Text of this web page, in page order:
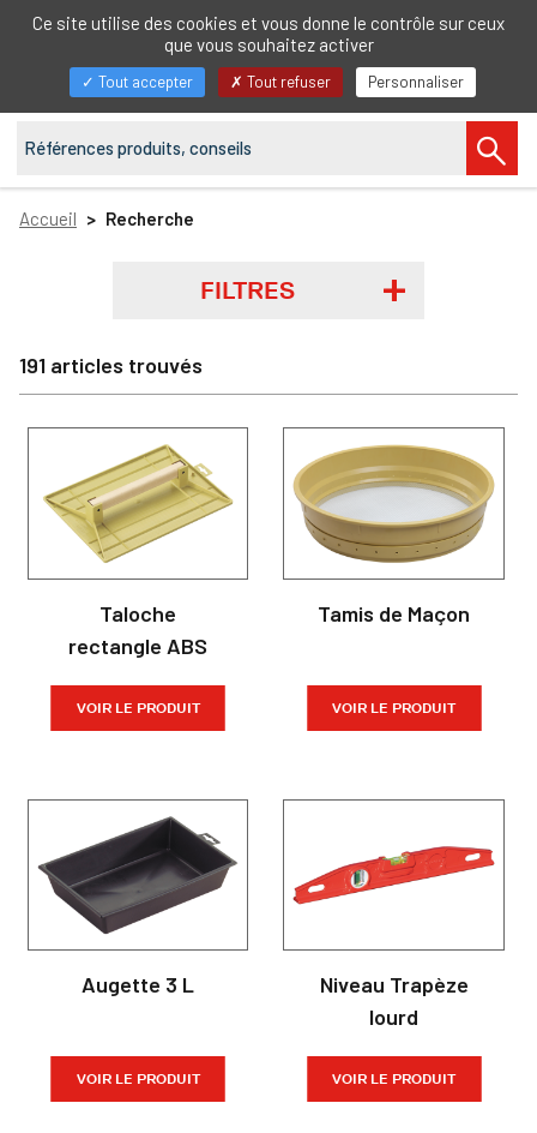
FR
Afficher/masquer
Accueil Recherche
FILTRES
191 articles trouvés
Taloche
rectangle ABS
VOIR LE PRODUIT
Tamis de Maçon
VOIR LE PRODUIT
Augette 3 L
VOIR LE PRODUIT
Niveau Trapèze
lourd
VOIR LE PRODUIT
Ce site utilise des cookies et vous donne le contrôle sur ceux
que vous souhaitez activer
Tout accepter Tout refuser Personnaliser